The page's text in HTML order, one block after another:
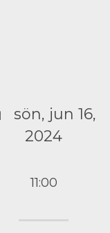
sön, jun 16,
2024
11:00